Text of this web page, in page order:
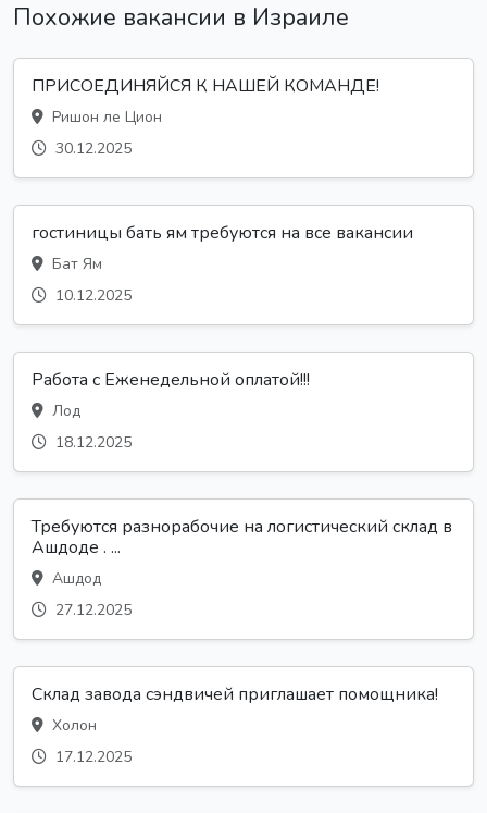
Похожие вакансии в Израиле
ПРИСОЕДИНЯЙСЯ К НАШЕЙ КОМАНДЕ!
Ришон ле Цион
30.12.2025
гостиницы бать ям требуются на все вакансии
Бат Ям
10.12.2025
Работа с Еженедельной оплатой!!!
Лод
18.12.2025
Требуются разнорабочие на логистический склад в
Ашдоде . ...
Ашдод
27.12.2025
Склад завода сэндвичей приглашает помощника!
Холон
17.12.2025